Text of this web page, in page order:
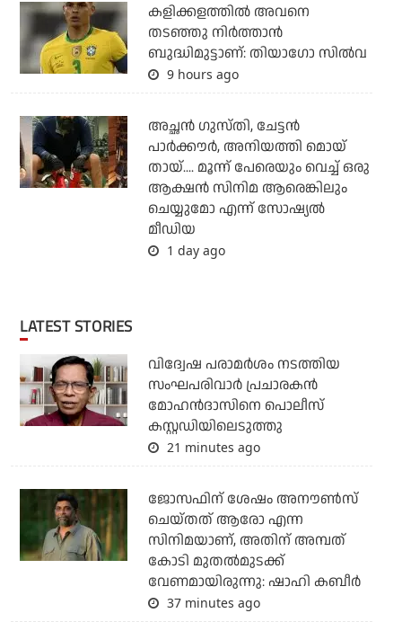
കളിക്കളത്തില്‍ അവനെ
തടഞ്ഞു നിര്‍ത്താന്‍
ബുദ്ധിമുട്ടാണ്: തിയാഗോ സില്‍വ
9 hours ago
അച്ഛന്‍ ഗുസ്തി, ചേട്ടന്‍
പാര്‍ക്കൗര്‍, അനിയത്തി മൊയ്
തായ്.... മൂന്ന് പേരെയും വെച്ച് ഒരു
ആക്ഷന്‍ സിനിമ ആരെങ്കിലും
ചെയ്യുമോ എന്ന് സോഷ്യല്‍
മീഡിയ
1 day ago
LATEST STORIES
വിദ്വേഷ പരാമര്‍ശം നടത്തിയ
സംഘപരിവാര്‍ പ്രചാരകന്‍
മോഹന്‍ദാസിനെ പൊലീസ്
കസ്റ്റഡിയിലെടുത്തു
21 minutes ago
ജോസഫിന് ശേഷം അനൗണ്‍സ്
ചെയ്തത് ആരോ എന്ന
സിനിമയാണ്, അതിന് അമ്പത്
കോടി മുതല്‍മുടക്ക്
വേണമായിരുന്നു: ഷാഹി കബീര്‍
37 minutes ago